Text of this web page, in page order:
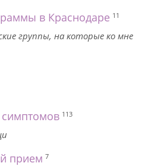
в Краснодаре 11
группы, на которые ко мне
113
прием 7